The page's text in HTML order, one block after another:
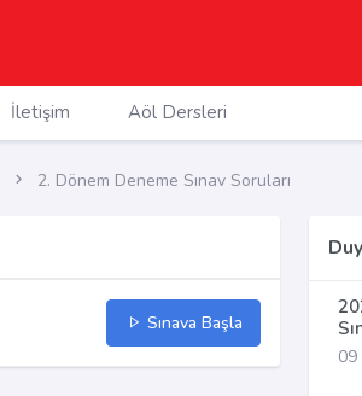
İletişim Aöl Dersleri
2. Dönem Deneme Sınav Soruları
Sınava Başla
09